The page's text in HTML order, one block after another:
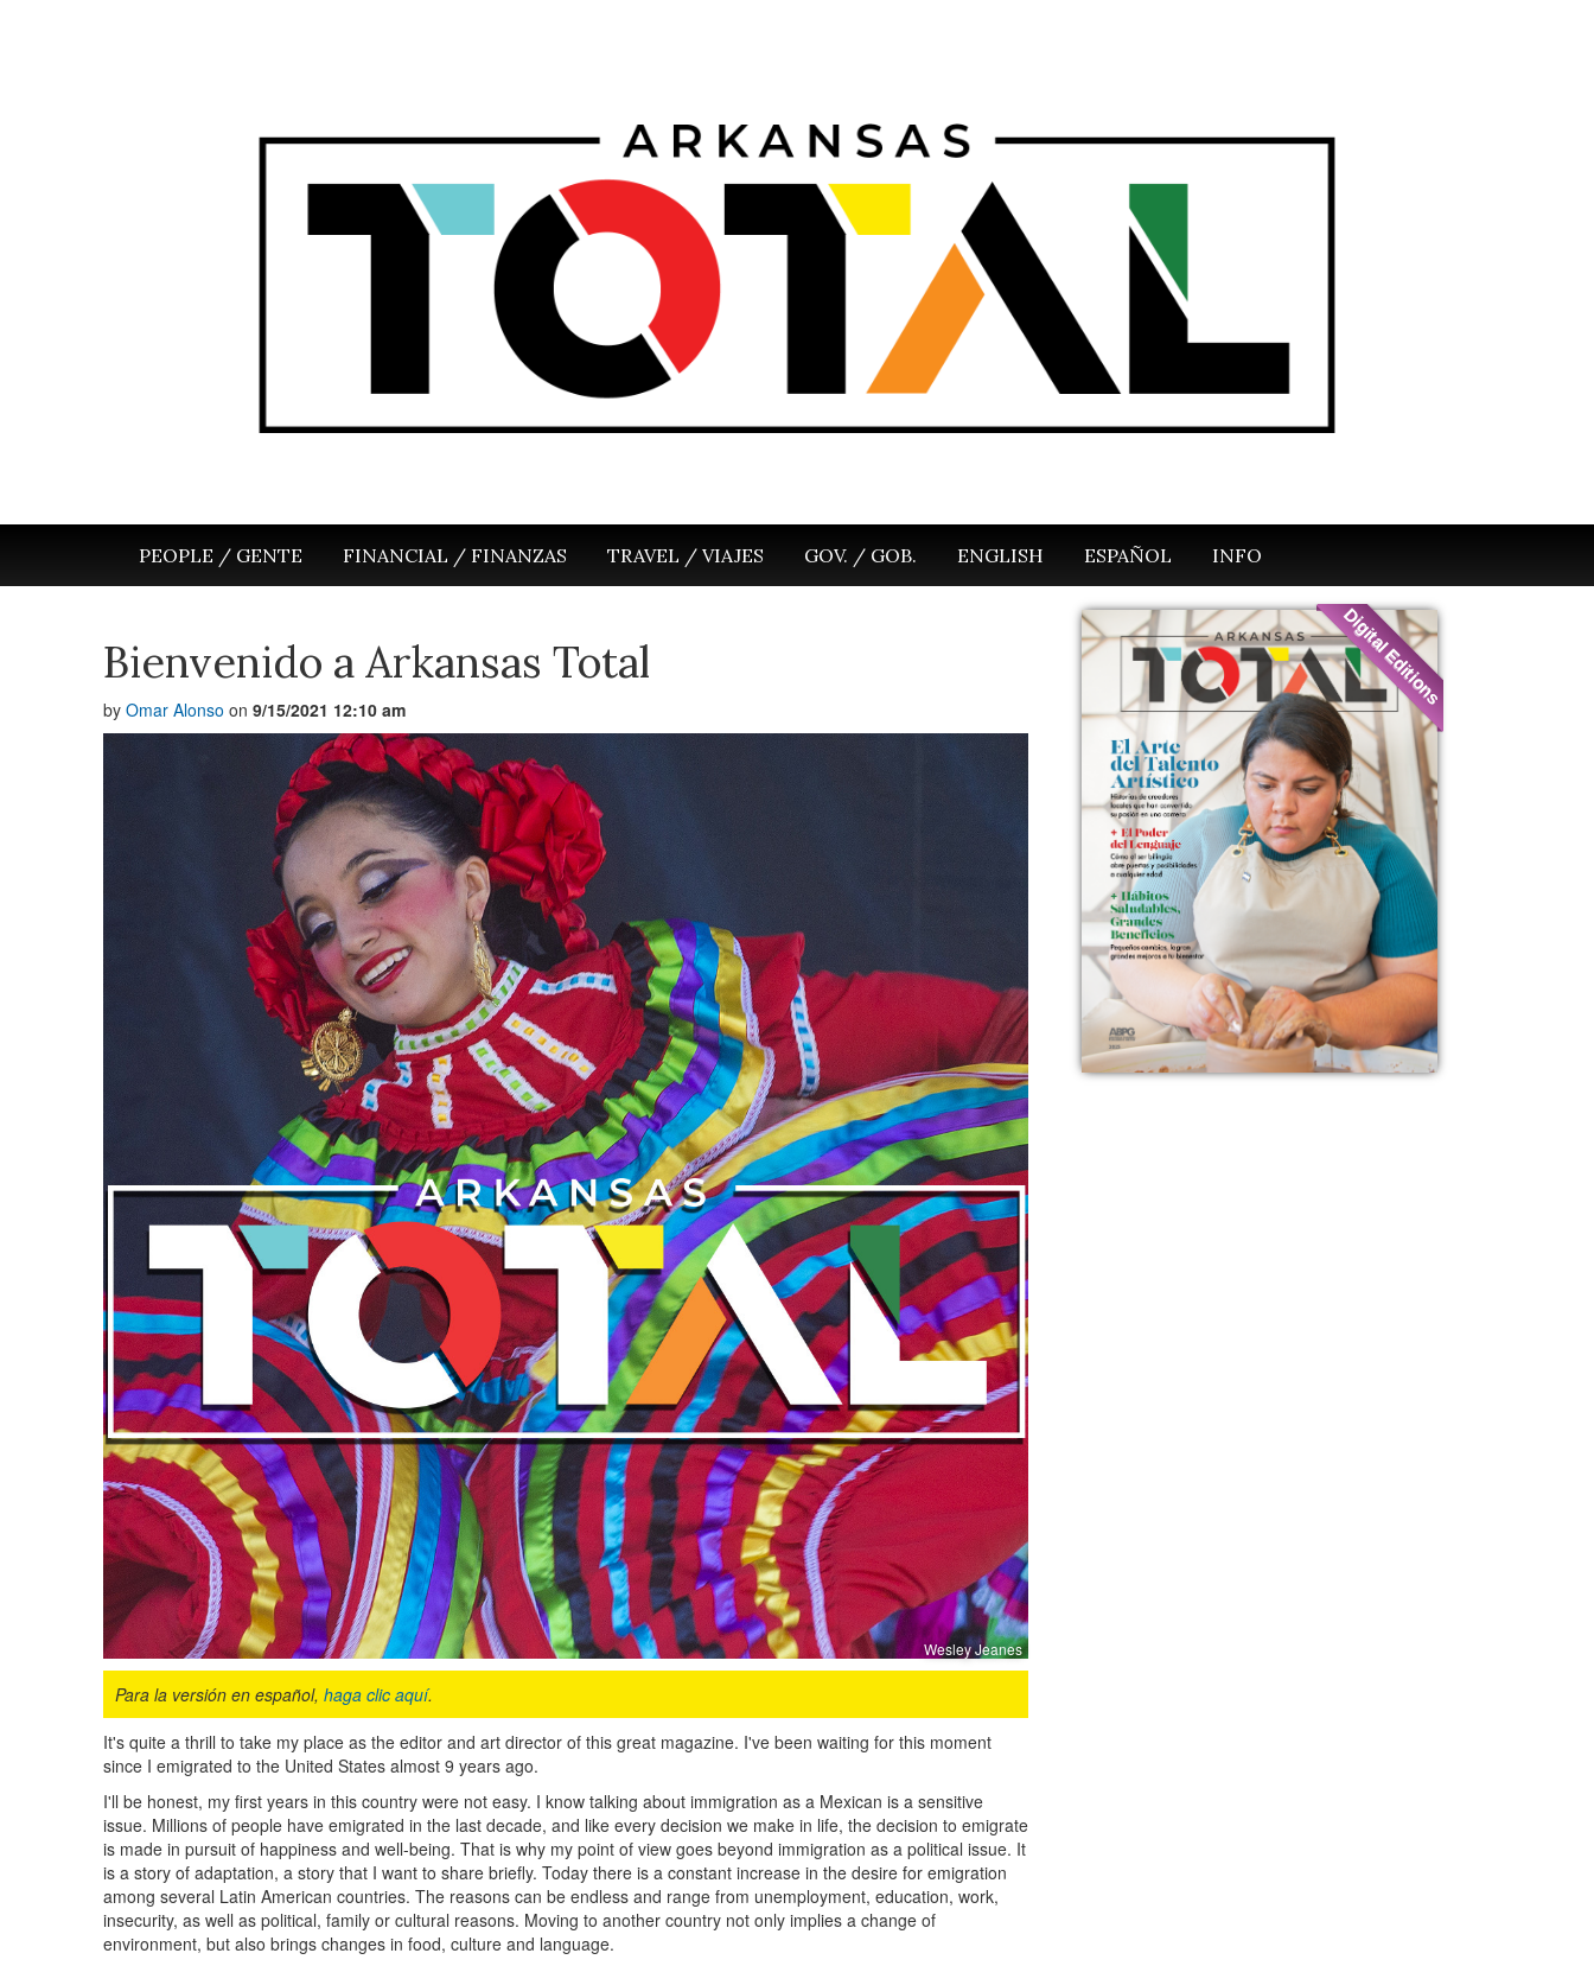
PEOPLE / GENTE FINANCIAL / FINANZAS TRAVEL / VIAJES GOV. / GOB. ENGLISH ESPAÑOL INFO
Bienvenido a Arkansas Total
by Omar Alonso on 9/15/2021 12:10 am
Wesley Jeanes
Para la versión en español, haga clic aquí.
It's quite a thrill to take my place as the editor and art director of this great magazine. I've been waiting for this moment
since I emigrated to the United States almost 9 years ago.
I'll be honest, my first years in this country were not easy. I know talking about immigration as a Mexican is a sensitive
issue. Millions of people have emigrated in the last decade, and like every decision we make in life, the decision to emigrate
is made in pursuit of happiness and well-being. That is why my point of view goes beyond immigration as a political issue. It
is a story of adaptation, a story that I want to share briefly. Today there is a constant increase in the desire for emigration
among several Latin American countries. The reasons can be endless and range from unemployment, education, work,
insecurity, as well as political, family or cultural reasons. Moving to another country not only implies a change of
environment, but also brings changes in food, culture and language.
Digital Editions